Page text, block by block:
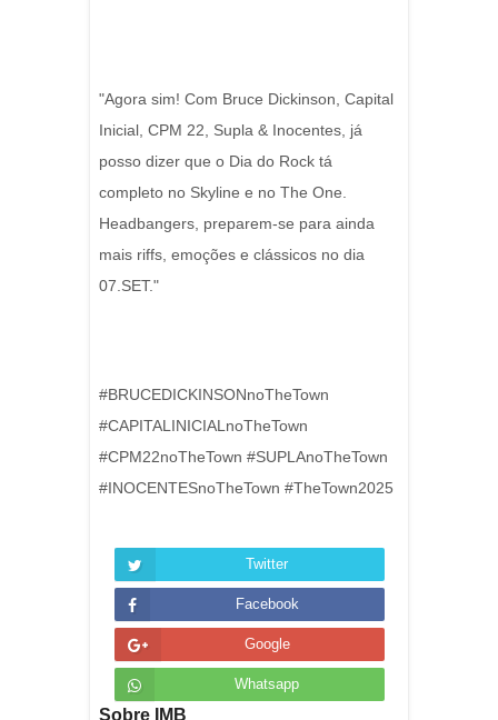
"Agora sim! Com Bruce Dickinson, Capital
Inicial, CPM 22, Supla & Inocentes, já
posso dizer que o Dia do Rock tá
completo no Skyline e no The One.
Headbangers, preparem-se para ainda
mais riffs, emoções e clássicos no dia
07.SET."
#BRUCEDICKINSONnoTheTown
#CAPITALINICIALnoTheTown
#CPM22noTheTown #SUPLAnoTheTown
#INOCENTESnoTheTown #TheTown2025
Twitter
Facebook
Google
Whatsapp
Sobre IMB